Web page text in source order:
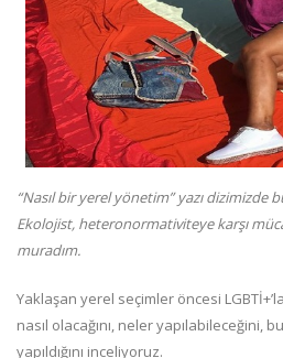
“Nasıl bir yerel yönetim” yazı dizimizde
Ekolojist, heteronormativiteye karşı
muradım.
Yaklaşan yerel seçimler öncesi
nasıl olacağını, neler yapılabileceğini,
yapıldığını inceliyoruz.